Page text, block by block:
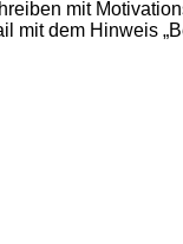
mit
mit dem Hinweis